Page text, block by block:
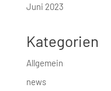
Juni 2023
Kategorien
Allgemein
news